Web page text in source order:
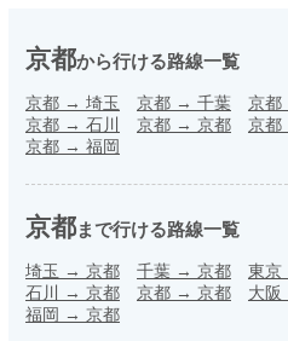
京都から行ける路線一覧
京都 → 埼玉 京都 → 千葉 京都
京都 → 石川 京都 → 京都 京都
京都 → 福岡
京都まで行ける路線一覧
埼玉 → 京都 千葉 → 京都 東京
石川 → 京都 京都 → 京都 大阪
福岡 → 京都